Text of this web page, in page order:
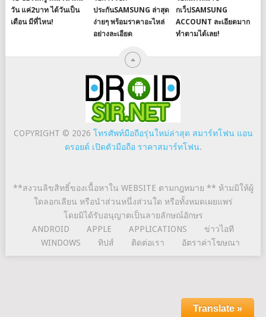
วัน แค่2บาท ได้วันเป็น
เดือน มีที่ไหน!
ประกันSAMSUNG ล่าสุด
ง่ายๆ พร้อมราคาอะไหล่
อย่างละเอียด
กเว็ปSAMSUNG
ACCOUNT ละเอียดมาก
ทำตามได้เลย!
COPYRIGHT © 2026 โทรศัพท์มือถือรุ่นใหม่ล่าสุด สมาร์ทโฟน แอน
ดรอยด์ เปิดตัวมือถือ ราคาสมาร์ทโฟน.
**สงวนลิขสิทธิ์ของเนื้อหาใน WEBSITE ตามกฎหมาย ** ห้ามมิให้ผู้
ใดลอกเลียน หรือนำส่วนหนึ่งส่วนใด หรือทั้งหมดเผยแพร่
โดยมิได้รับอนุญาตเป็นลายลักษณ์อักษร
ANDROID
APPLE APPLICATIONS
ข่าวไอที
WINDOWS
ทิปส์ ติดต่อเรา อัตราค่าโฆษณา
Translate »